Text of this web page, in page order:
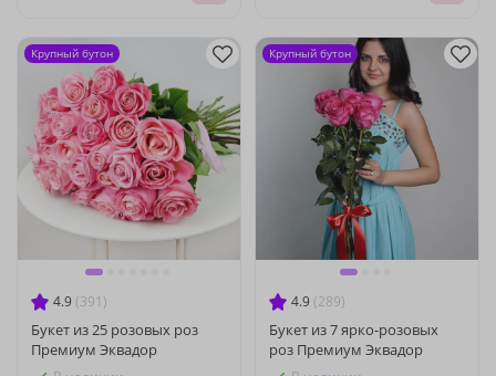
4.9 (391)
Букет из 25 розовых роз
Премиум Эквадор
Крупный бутон
4.9 (289)
Букет из 7 ярко-розовых
роз Премиум Эквадор
Крупный бутон